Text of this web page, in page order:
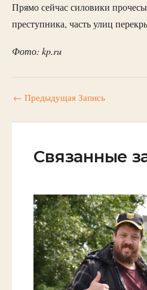
Прямо сейчас силовики
преступника, часть улиц
Фото: kp.ru
← Предыдущая Запись
Связанные